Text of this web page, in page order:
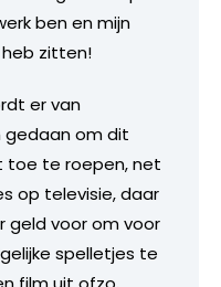
ben en mijn
heb zitten!
er van
gedaan om dit
toe te roepen, net
op televisie, daar
geld voor om voor
spelletjes te